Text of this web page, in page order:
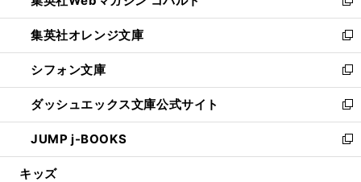
開
く
ウ
で
開
く
ン
ド
ウ
で
開
く
新
し
い
ウ
ィ
ン
ド
ウ
で
開
集英社オレンジ文庫
新
し
い
ウ
ィ
ン
ド
ウ
シフォン文庫
新
し
い
ウ
ィ
ン
ダッシュエックス文庫公式サイト
新
し
い
ウ
JUMP j-BOOKS
新
し
キッズ